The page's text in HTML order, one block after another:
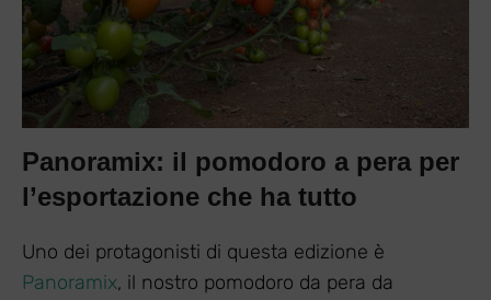
Panoramix: il pomodoro a pera per
l’esportazione che ha tutto
Uno dei protagonisti di questa edizione è
Panoramix, il nostro pomodoro da pera da